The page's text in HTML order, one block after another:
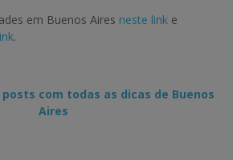
em Buenos Aires neste link e
.
com todas as dicas de Buenos
Aires